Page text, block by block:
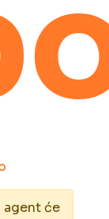
agent će